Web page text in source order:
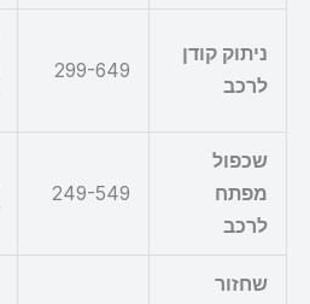
ניתוק קודן
לרכב
299-649
שכפול
מפתח
לרכב
249-549
שחזור